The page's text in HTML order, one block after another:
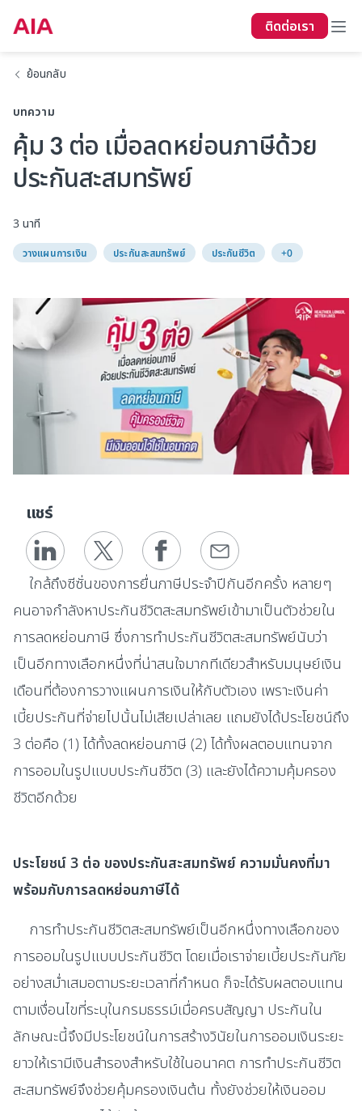
ติดต่อเรา
ย้อนกลับ
บทความ
คุ้ม 3 ต่อ เมื่อลดหย่อนภาษีด้วย
ประกันสะสมทรัพย์
3 นาที
วางแผนการเงิน ประกันสะสมทรัพย์ ประกันชีวิต +0
ใกล้ถึงซีซั่นของการยื่นภาษีประจำปีกันอีกครั้ง หลายๆ
คนอาจกำลังหาประกันชีวิตสะสมทรัพย์เข้ามาเป็นตัวช่วยใน
การลดหย่อนภาษี ซึ่งการทำประกันชีวิตสะสมทรัพย์นับว่า
เป็นอีกทางเลือกหนึ่งที่น่าสนใจมากทีเดียวสำหรับมนุษย์เงิน
เดือนที่ต้องการวางแผนการเงินให้กับตัวเอง เพราะเงินค่า
เบี้ยประกันที่จ่ายไปนั้นไม่เสียเปล่าเลย แถมยังได้ประโยชน์ถึง
3 ต่อคือ (1) ได้ทั้งลดหย่อนภาษี (2) ได้ทั้งผลตอบแทนจาก
การออมในรูปแบบประกันชีวิต (3) และยังได้ความคุ้มครอง
ชีวิตอีกด้วย
แชร์
ประโยชน์ 3 ต่อ ของประกันสะสมทรัพย์ ความมั่นคงที่มา
พร้อมกับการลดหย่อนภาษีได้
การทำประกันชีวิตสะสมทรัพย์เป็นอีกหนึ่งทางเลือกของ
การออมในรูปแบบประกันชีวิต โดยเมื่อเราจ่ายเบี้ยประกันภัย
อย่างสม่ำเสมอตามระยะเวลาที่กำหนด ก็จะได้รับผลตอบแทน
ตามเงื่อนไขที่ระบุในกรมธรรม์เมื่อครบสัญญา ประกันใน
ลักษณะนี้จึงมีประโยชน์ในการสร้างวินัยในการออมเงินระยะ
ยาวให้เรามีเงินสำรองสำหรับใช้ในอนาคต การทำประกันชีวิต
สะสมทรัพย์จึงช่วยคุ้มครองเงินต้น ทั้งยังช่วยให้เงินออม